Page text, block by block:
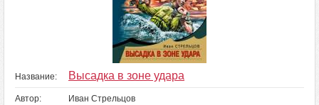
Название: Высадка в зоне удара
Автор: Иван Стрельцов